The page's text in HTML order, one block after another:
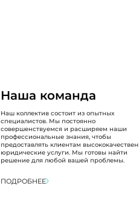
Наша команда
Наш коллектив состоит из опытных
специалистов. Мы постоянно
совершенствуемся и расширяем наши
профессиональные знания, чтобы
предоставлять клиентам
юридические услуги. Мы готовы найти
решение для любой вашей проблемы.
ПОДРОБНЕЕ